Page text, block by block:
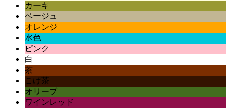
カーキ
ベージュ
オレンジ
水色
ピンク
白
茶
こげ茶
オリーブ
ワインレッド